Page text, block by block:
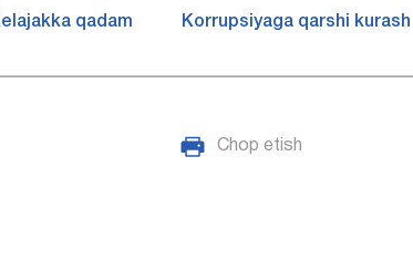
qadam Korrupsiyaga qarshi kurash
Chop etish